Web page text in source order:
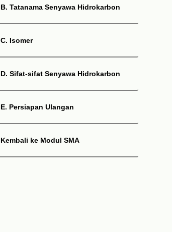
B. Tatanama Senyawa Hidrokarbon
C. Isomer
D. Sifat-sifat Senyawa Hidrokarbon
E. Persiapan Ulangan
Kembali ke Modul SMA